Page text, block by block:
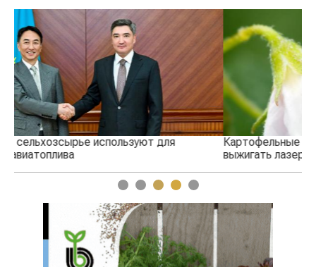
Картофельные войны: колорадского жука будут
выжигать лазером
1 2 3 4 5